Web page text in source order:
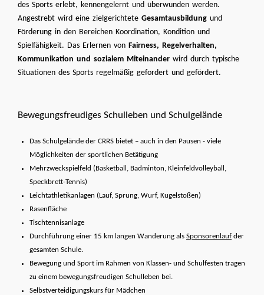
des Sports erlebt, kennengelernt und überwunden werden.
Angestrebt wird eine zielgerichtete Gesamtausbildung und
Förderung in den Bereichen Koordination, Kondition und
Spielfähigkeit. Das Erlernen von Fairness, Regelverhalten,
Kommunikation und sozialem Miteinander wird durch typische
Situationen des Sports regelmäßig gefordert und gefördert.
Bewegungsfreudiges Schulleben und Schulgelände
Das Schulgelände der CRRS bietet – auch in den Pausen - viele
Möglichkeiten der sportlichen Betätigung
Mehrzweckspielfeld (Basketball, Badminton, Kleinfeldvolleyball,
Speckbrett-Tennis)
Leichtathletikanlagen (Lauf, Sprung, Wurf, Kugelstoßen)
Rasenfläche
Tischtennisanlage
Durchführung einer 15 km langen Wanderung als Sponsorenlauf der
gesamten Schule.
Bewegung und Sport im Rahmen von Klassen- und Schulfesten tragen
zu einem bewegungsfreudigen Schulleben bei.
Selbstverteidigungskurs für Mädchen